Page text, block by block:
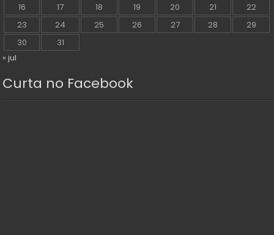
16
17 18 19 20 21
22
23
24 25 26 27 28
29
30
31
« jul
Curta no Facebook